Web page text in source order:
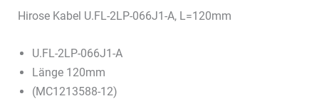
Hirose Kabel U.FL-2LP-066J1-A, L=120mm
U.FL-2LP-066J1-A
Länge 120mm
(MC1213588-12)